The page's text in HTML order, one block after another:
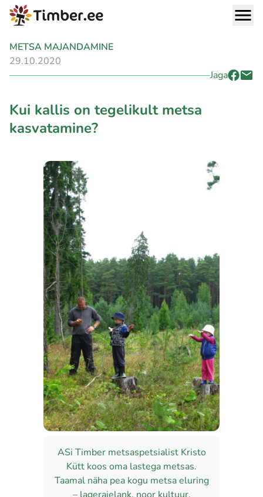
METSA MAJANDAMINE
29.10.2020
Jaga
Kui kallis on tegelikult metsa
kasvatamine?
ASi Timber metsaspetsialist Kristo
Kütt koos oma lastega metsas.
Taamal näha pea kogu metsa eluring